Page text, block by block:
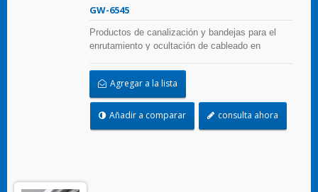
GW-6545
Productos de canalización y bandejas para el
enrutamiento y ocultación de cableado en
numerosas configuraciones, materiales, tamaños
y colores para adaptarse a cualquier aplicación.
Seleccione entre una amplia gama de accesorios
y herramientas para una fácil instalación.
Agregar a la lista
Añadir a comparar consulta ahora